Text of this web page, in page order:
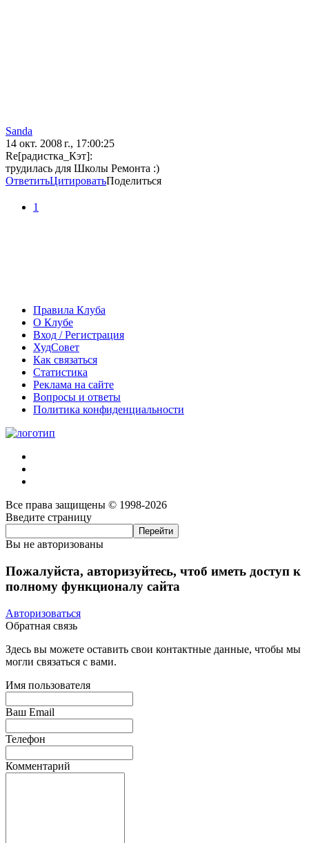
Sanda
14 окт. 2008 г., 17:00:25
Re[радистка_Кэт]:
трудилась для Школы Ремонта :)
ОтветитьЦитироватьПоделиться
1
Правила Клуба
О Клубе
Вход / Регистрация
ХудСовет
Как связаться
Статистика
Реклама на сайте
Вопросы и ответы
Политика конфиденциальности
Все права защищены © 1998-2026
Введите страницу
Вы не авторизованы
Пожалуйста, авторизуйтесь, чтоб иметь доступ к
полному функционалу сайта
Авторизоваться
Обратная связь
Здесь вы можете оставить свои контактные данные, чтобы мы
могли связаться с вами.
Имя пользователя
Ваш Email
Телефон
Комментарий